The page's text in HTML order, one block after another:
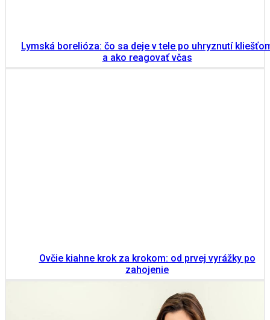
Lymská borelióza: čo sa deje v tele po uhryznutí
a ako reagovať včas
Ovčie kiahne krok za krokom: od prvej vyrážky po
zahojenie